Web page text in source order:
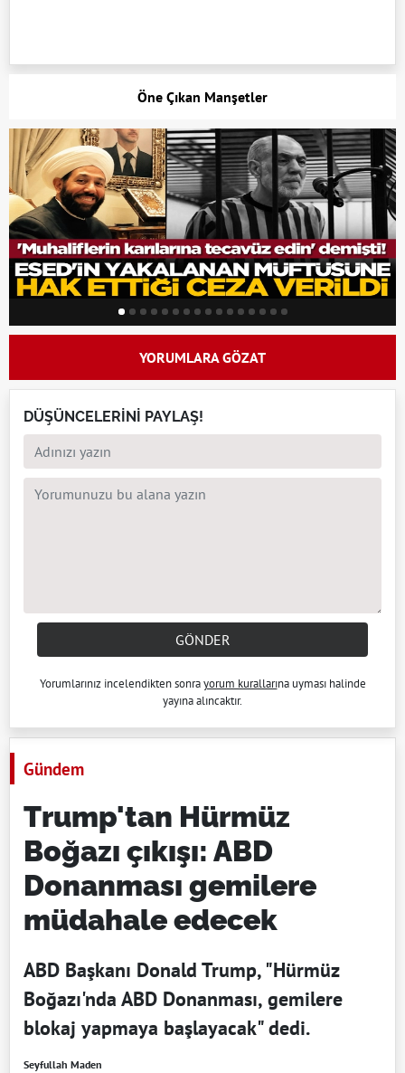
Öne Çıkan Manşetler
YORUMLARA GÖZAT
DÜŞÜNCELERİNİ PAYLAŞ!
GÖNDER
Yorumlarınız incelendikten sonrayorum kurallarına uyması halinde
yayına alıncaktır.
Gündem
Trump'tan Hürmüz
Boğazı çıkışı: ABD
Donanması gemilere
müdahale edecek
ABD Başkanı Donald Trump, "Hürmüz
Boğazı'nda ABD Donanması, gemilere
blokaj yapmaya başlayacak" dedi.
Seyfullah Maden